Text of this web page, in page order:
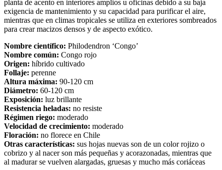
planta de acento en interiores amplios u oficinas debido a su baja
exigencia de mantenimiento y su capacidad para purificar el aire,
mientras que en climas tropicales se utiliza en exteriores sombreados
para crear macizos densos y de aspecto exótico.
Nombre científico: Philodendron ‘Congo’
Nombre común: Congo rojo
Origen: híbrido cultivado
Follaje: perenne
Altura máxima: 90-120 cm
Diámetro: 60-120 cm
Exposición: luz brillante
Resistencia heladas: no resiste
Régimen riego: moderado
Velocidad de crecimiento: moderado
Floración: no florece en Chile
Otras características: sus hojas nuevas son de un color rojizo o
cobrizo y al nacer son más pequeñas y acorazonadas, mientras que
al madurar se vuelven alargadas, gruesas y mucho más coriáceas